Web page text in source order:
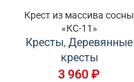
Крест из массива сосны
«КС-11»
Кресты, Деревянные
кресты
3 960₽